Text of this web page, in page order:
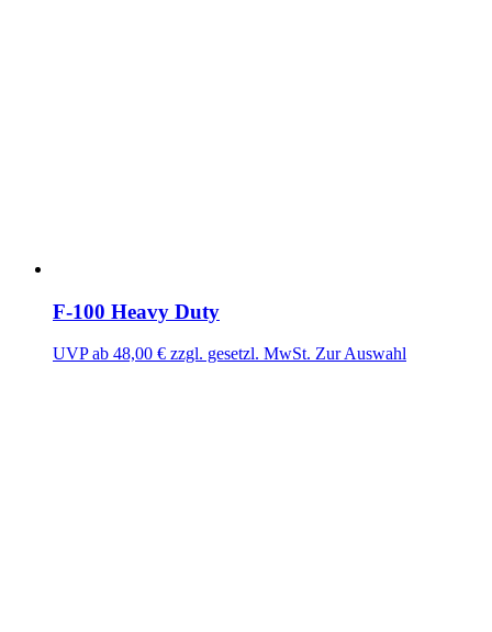
F-100 Heavy Duty
UVP ab 48,00 € zzgl. gesetzl. MwSt. Zur Auswahl